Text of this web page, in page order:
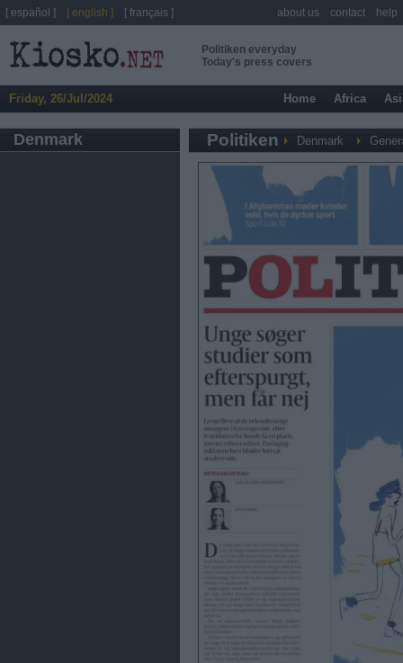
Politiken everyday
Today's press covers
Friday, 26/Jul/2024 Home Africa
Denmark Politiken Denmark
[ español ] [ english ] [ français ] about us contact help